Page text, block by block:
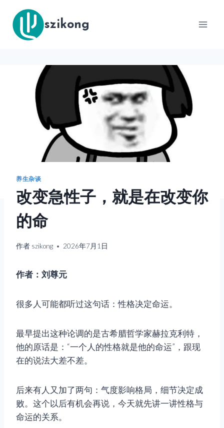
szikong
养生杂谈
改变急性子，就是在改变你
的命
作者 szikong 2026年7月1日
作者：刘尊元
很多人可能都听过这句话：性格决定命运。
最早提出这种论调的是古希腊哲学家赫拉克利特，
他的原话是：“一个人的性格就是他的命运”，跟现
在的说法大差不差。
后来有人又加了两句：气度影响格局，细节决定成
败。这个以后有机会再说，今天就先讲一讲性格与
命运的关系。